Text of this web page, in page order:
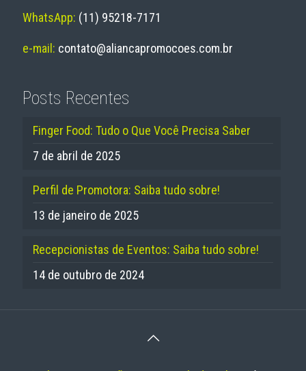
WhatsApp: (11) 95218-7171
e-mail: contato@aliancapromocoes.com.br
Posts Recentes
Finger Food: Tudo o Que Você Precisa Saber
7 de abril de 2025
Perfil de Promotora: Saiba tudo sobre!
13 de janeiro de 2025
Recepcionistas de Eventos: Saiba tudo sobre!
14 de outubro de 2024